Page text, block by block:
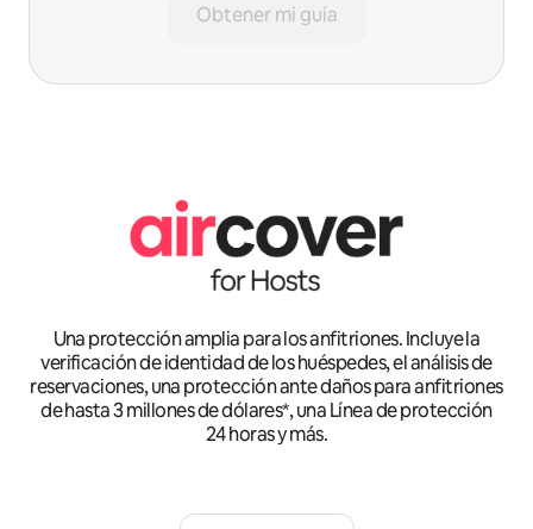
Obtener mi guía
Una protección amplia para los anfitriones. Incluye la
verificación de identidad de los huéspedes, el análisis de
reservaciones, una protección ante daños para anfitriones
de hasta 3 millones de dólares*, una Línea de protección
24 horas y más.